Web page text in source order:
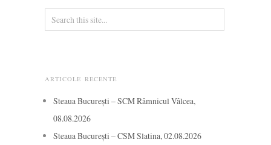
ARTICOLE RECENTE
Steaua București – SCM Râmnicul Vâlcea,
08.08.2026
Steaua București – CSM Slatina, 02.08.2026